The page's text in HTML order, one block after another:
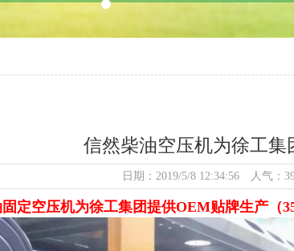
信然柴油空压机为徐工集
日期：2019/5/8 12:34:56 人气：
定空压机为徐工集团提供OEM贴牌生产（